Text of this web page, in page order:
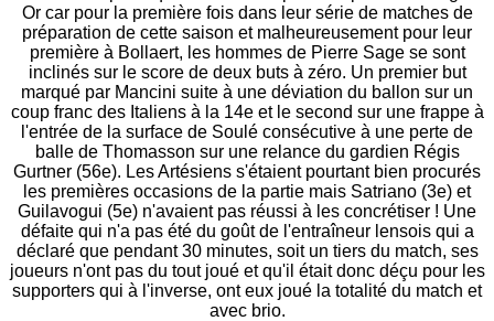
Or car pour la première fois dans leur série de matches de
préparation de cette saison et malheureusement pour leur
première à Bollaert, les hommes de Pierre Sage se sont
inclinés sur le score de deux buts à zéro. Un premier but
marqué par Mancini suite à une déviation du ballon sur un
coup franc des Italiens à la 14e et le second sur une frappe à
l'entrée de la surface de Soulé consécutive à une perte de
balle de Thomasson sur une relance du gardien Régis
Gurtner (56e). Les Artésiens s'étaient pourtant bien procurés
les premières occasions de la partie mais Satriano (3e) et
Guilavogui (5e) n'avaient pas réussi à les concrétiser ! Une
défaite qui n'a pas été du goût de l'entraîneur lensois qui a
déclaré que pendant 30 minutes, soit un tiers du match, ses
joueurs n'ont pas du tout joué et qu'il était donc déçu pour les
supporters qui à l'inverse, ont eux joué la totalité du match et
avec brio.